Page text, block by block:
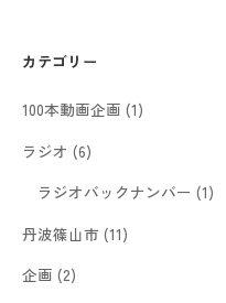
カテゴリー
100本動画企画 (1)
ラジオ (6)
ラジオバックナンバー (1)
丹波篠山市 (11)
企画 (2)